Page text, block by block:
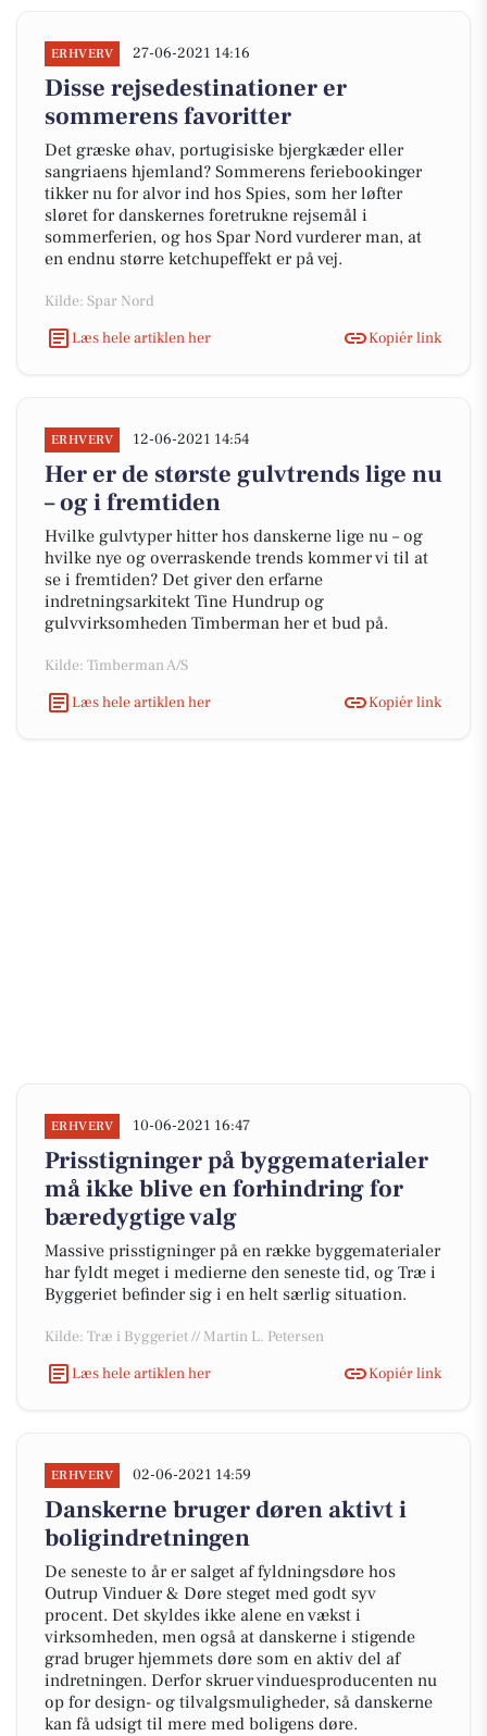
ERHVERV 27-06-2021 14:16
Disse rejsedestinationer er
sommerens favoritter
Det græske øhav, portugisiske bjergkæder eller
sangriaens hjemland? Sommerens feriebookinger
tikker nu for alvor ind hos Spies, som her løfter
sløret for danskernes foretrukne rejsemål i
sommerferien, og hos Spar Nord vurderer man, at
en endnu større ketchupeffekt er på vej.
Kilde: Spar Nord
Læs hele artiklen her
Kopiér link
ERHVERV 12-06-2021 14:54
Her er de største gulvtrends lige nu
– og i fremtiden
Hvilke gulvtyper hitter hos danskerne lige nu – og
hvilke nye og overraskende trends kommer vi til at
se i fremtiden? Det giver den erfarne
indretningsarkitekt Tine Hundrup og
gulvvirksomheden Timberman her et bud på.
Kilde: Timberman A/S
Læs hele artiklen her
Kopiér link
ERHVERV 10-06-2021 16:47
Prisstigninger på byggematerialer
må ikke blive en forhindring for
bæredygtige valg
Massive prisstigninger på en række byggematerialer
har fyldt meget i medierne den seneste tid, og Træ i
Byggeriet befinder sig i en helt særlig situation.
Kilde: Træ i Byggeriet // Martin L. Petersen
Læs hele artiklen her
Kopiér link
ERHVERV 02-06-2021 14:59
Danskerne bruger døren aktivt i
boligindretningen
De seneste to år er salget af fyldningsdøre hos
Outrup Vinduer & Døre steget med godt syv
procent. Det skyldes ikke alene en vækst i
virksomheden, men også at danskerne i stigende
grad bruger hjemmets døre som en aktiv del af
indretningen. Derfor skruer vinduesproducenten nu
op for design- og tilvalgsmuligheder, så danskerne
kan få udsigt til mere med boligens døre.